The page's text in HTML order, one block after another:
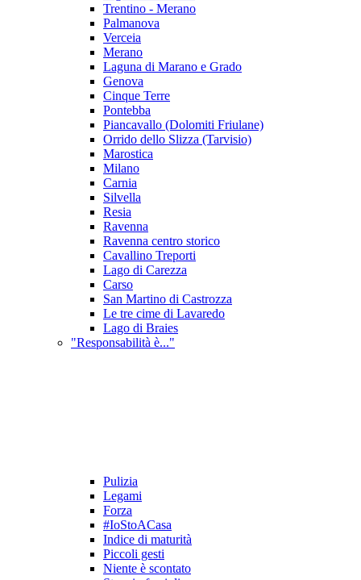
Trentino - Merano
Palmanova
Verceia
Merano
Laguna di Marano e Grado
Genova
Cinque Terre
Pontebba
Piancavallo (Dolomiti Friulane)
Orrido dello Slizza (Tarvisio)
Marostica
Milano
Carnia
Silvella
Resia
Ravenna
Ravenna centro storico
Cavallino Treporti
Lago di Carezza
Carso
San Martino di Castrozza
Le tre cime di Lavaredo
Lago di Braies
"Responsabilità è..."
Pulizia
Legami
Forza
#IoStoACasa
Indice di maturità
Piccoli gesti
Niente è scontato